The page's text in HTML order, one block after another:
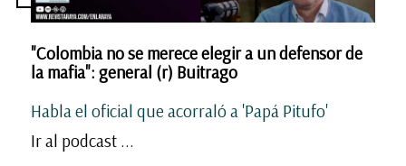
"Colombia no se merece elegir a un defensor de
la mafia": general (r) Buitrago
Habla el oficial que acorraló a 'Papá Pitufo'
Ir al podcast ...